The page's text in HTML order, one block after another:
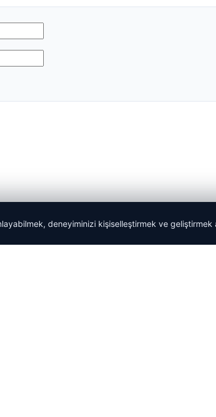
deneyiminizi kişiselleştirmek ve